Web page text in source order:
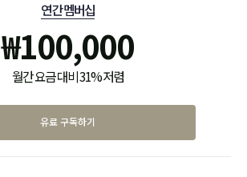
연간 멤버십
₩100,000
월간 요금 대비 31% 저렴
유료 구독하기